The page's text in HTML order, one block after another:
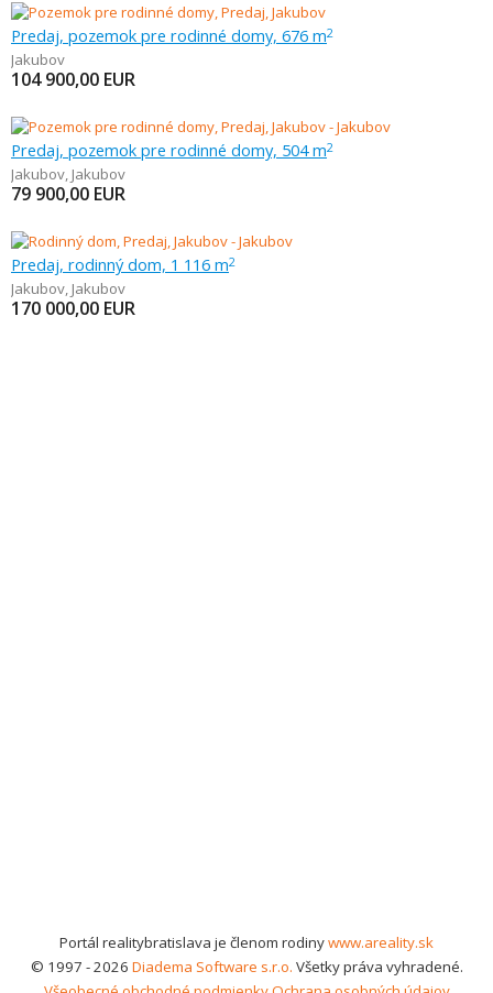
Predaj, pozemok pre rodinné domy, 676 m2
Jakubov
104 900,00 EUR
Predaj, pozemok pre rodinné domy, 504 m2
Jakubov, Jakubov
79 900,00 EUR
Predaj, rodinný dom, 1 116 m2
Jakubov, Jakubov
170 000,00 EUR
Portál realitybratislava je členom rodinywww.areality.sk
© 1997 - 2026 Diadema Software s.r.o. Všetky práva vyhradené.